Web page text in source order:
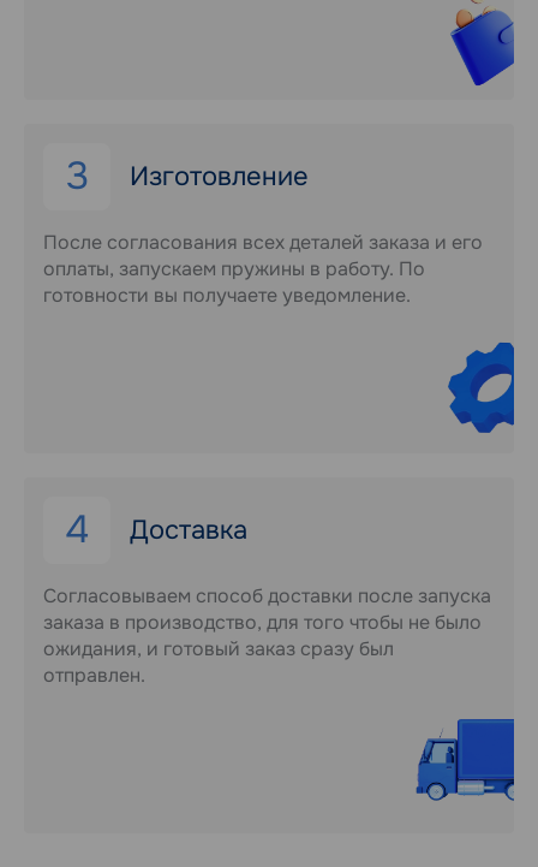
3 Изготовление
После согласования всех деталей заказа и его
оплаты, запускаем пружины в работу. По
готовности вы получаете уведомление.
4 Доставка
Согласовываем способ доставки после запуска
заказа в производство, для того чтобы не было
ожидания, и готовый заказ сразу был
отправлен.